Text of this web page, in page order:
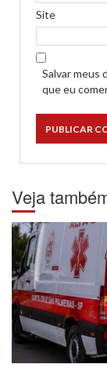
Site
Salvar meus
que eu
Veja